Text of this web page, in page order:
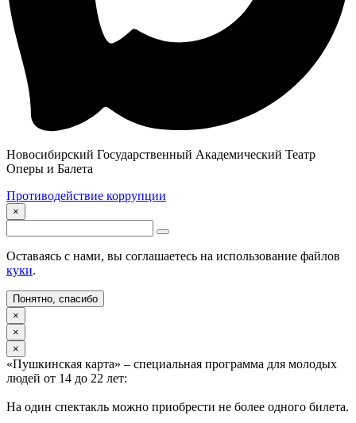
Новосибирский Государственный Академический Театр
Оперы и Балета
Противодействие коррупции
×
Оставаясь с нами, вы соглашаетесь на использование файлов
куки.
Понятно, спасибо
×
×
×
«Пушкинская карта» – специальная программа для молодых
людей от 14 до 22 лет:
На один спектакль можно приобрести не более одного билета.